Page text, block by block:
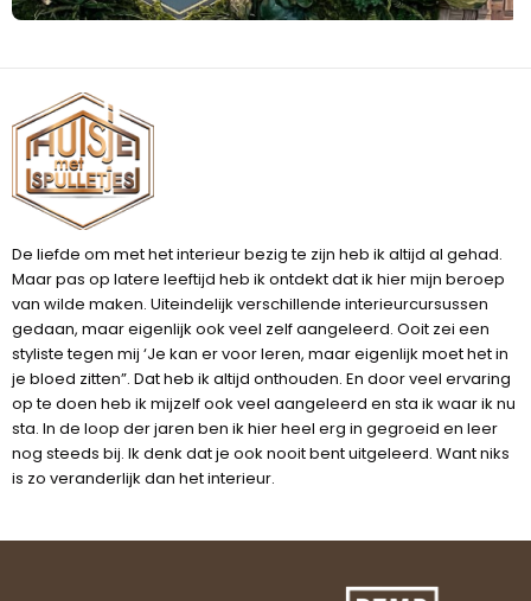
De liefde om met het interieur bezig te zijn heb ik altijd al gehad.
Maar pas op latere leeftijd heb ik ontdekt dat ik hier mijn beroep
van wilde maken. Uiteindelijk verschillende interieurcursussen
gedaan, maar eigenlijk ook veel zelf aangeleerd. Ooit zei een
styliste tegen mij ‘Je kan er voor leren, maar eigenlijk moet het in
je bloed zitten”. Dat heb ik altijd onthouden. En door veel ervaring
op te doen heb ik mijzelf ook veel aangeleerd en sta ik waar ik nu
sta. In de loop der jaren ben ik hier heel erg in gegroeid en leer
nog steeds bij. Ik denk dat je ook nooit bent uitgeleerd. Want niks
is zo veranderlijk dan het interieur.